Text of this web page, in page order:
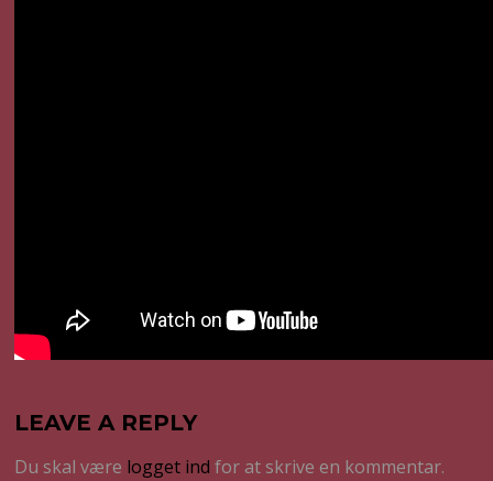
LEAVE A REPLY
Du skal være logget ind for at skrive en kommentar.